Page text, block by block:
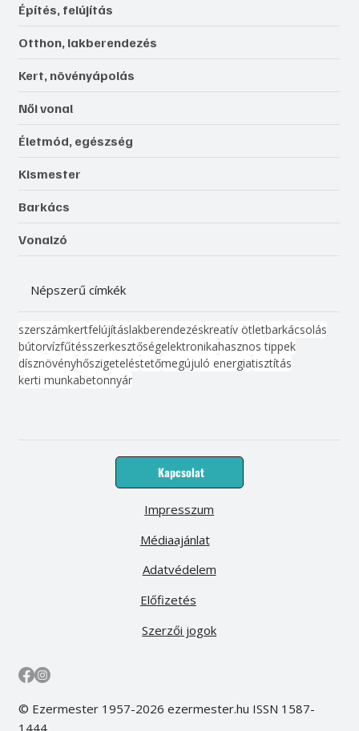
Építés, felújítás
Otthon, lakberendezés
Kert, növényápolás
Női vonal
Életmód, egészség
Kismester
Barkács
Vonalzó
Népszerű címkék
szerszámkertfelújításlakberendezéskreatív ötletbarkácsolás
bútorvízfűtésszerkesztőségelektronikahasznos tippek
dísznövényhőszigeteléstetőmegújuló energiatisztítás
kerti munkabetonnyár
Kapcsolat
Médiaajánlat
Előfizetés
Impresszum
Adatvédelem
Szerzői jogok
© Ezermester 1957-2026 ezermester.hu ISSN 1587-
1444